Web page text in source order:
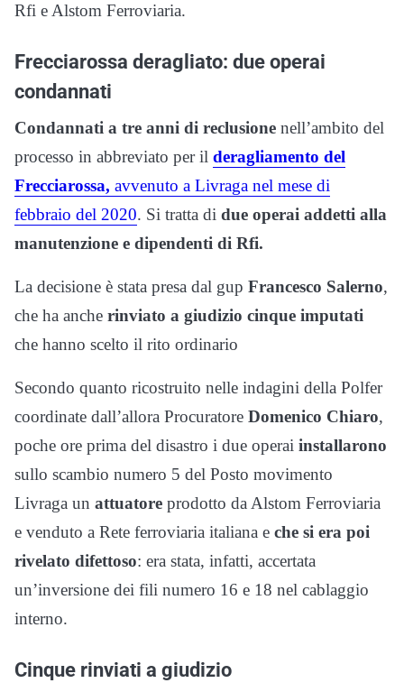
Rfi e Alstom Ferroviaria.
Frecciarossa deragliato: due operai
condannati
Condannati a tre anni di reclusione nell’ambito del
processo in abbreviato per il deragliamento del
Frecciarossa, avvenuto a Livraga nel mese di
febbraio del 2020. Si tratta di due operai addetti alla
manutenzione e dipendenti di Rfi.
La decisione è stata presa dal gup Francesco Salerno,
che ha anche rinviato a giudizio cinque imputati
che hanno scelto il rito ordinario
Secondo quanto ricostruito nelle indagini della Polfer
coordinate dall’allora Procuratore Domenico Chiaro,
poche ore prima del disastro i due operai installarono
sullo scambio numero 5 del Posto movimento
Livraga un attuatore prodotto da Alstom Ferroviaria
e venduto a Rete ferroviaria italiana e che si era poi
rivelato difettoso: era stata, infatti, accertata
un’inversione dei fili numero 16 e 18 nel cablaggio
interno.
Cinque rinviati a giudizio